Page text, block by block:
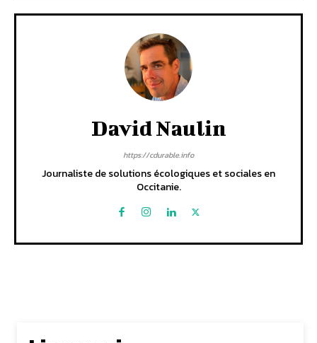
David Naulin
https://cdurable.info
Journaliste de solutions écologiques et sociales en
Occitanie.